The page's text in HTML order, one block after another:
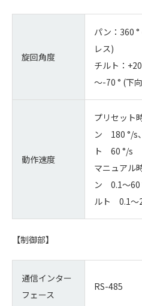
旋回角度
パン：360 °
レス)
チルト：
～-70 ° (下
動作速度
プリセット
ン 180 °/s
ト 60 °/s
マニュアル
ン 0.1～60
ルト 0.1～
【制御部】
通信インター
フェース
RS-485